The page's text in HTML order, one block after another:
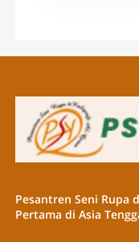
Pesantren Seni Rupa
Pertama di Asia